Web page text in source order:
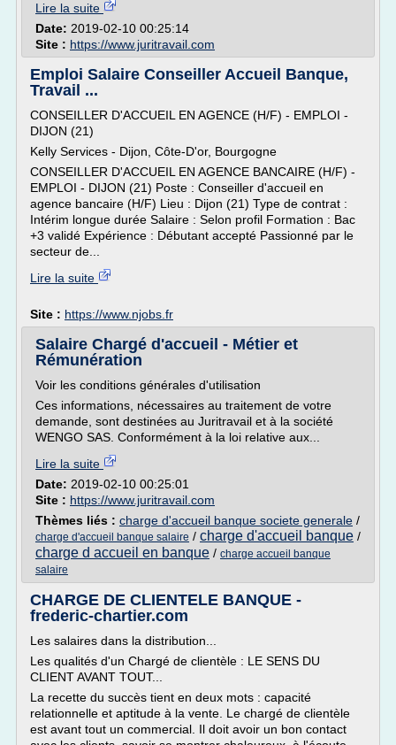
Lire la suite
Date: 2019-02-10 00:25:14
Site : https://www.juritravail.com
Emploi Salaire Conseiller Accueil Banque,
Travail ...
CONSEILLER D'ACCUEIL EN AGENCE (H/F) - EMPLOI -
DIJON (21)
Kelly Services - Dijon, Côte-D'or, Bourgogne
CONSEILLER D'ACCUEIL EN AGENCE BANCAIRE (H/F) -
EMPLOI - DIJON (21) Poste : Conseiller d'accueil en
agence bancaire (H/F) Lieu : Dijon (21) Type de contrat :
Intérim longue durée Salaire : Selon profil Formation : Bac
+3 validé Expérience : Débutant accepté Passionné par le
secteur de...
Lire la suite
Site : https://www.njobs.fr
Salaire Chargé d'accueil - Métier et
Rémunération
Voir les conditions générales d'utilisation
Ces informations, nécessaires au traitement de votre
demande, sont destinées au Juritravail et à la société
WENGO SAS. Conformément à la loi relative aux...
Lire la suite
Date: 2019-02-10 00:25:01
Site : https://www.juritravail.com
Thèmes liés : charge d'accueil banque societe generale /
charge d'accueil banque salaire / charge d'accueil banque /
charge d accueil en banque / charge accueil banque
salaire
CHARGE DE CLIENTELE BANQUE -
frederic-chartier.com
Les salaires dans la distribution...
Les qualités d'un Chargé de clientèle : LE SENS DU
CLIENT AVANT TOUT...
La recette du succès tient en deux mots : capacité
relationnelle et aptitude à la vente. Le chargé de clientèle
est avant tout un commercial. Il doit avoir un bon contact